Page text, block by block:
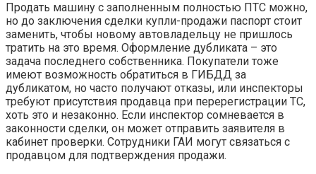
Продать машину с заполненным полностью ПТС можно,
но до заключения сделки купли-продажи паспорт стоит
заменить, чтобы новому автовладельцу не пришлось
тратить на это время. Оформление дубликата – это
задача последнего собственника. Покупатели тоже
имеют возможность обратиться в ГИБДД за
дубликатом, но часто получают отказы, или инспекторы
требуют присутствия продавца при перерегистрации ТС,
хоть это и незаконно. Если инспектор сомневается в
законности сделки, он может отправить заявителя в
кабинет проверки. Сотрудники ГАИ могут связаться с
продавцом для подтверждения продажи.